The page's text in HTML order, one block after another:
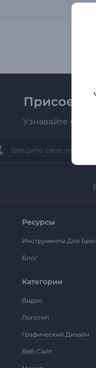
Узнавайте о
Ресурсы
Инструменты Для
Блог
Категории
Видео
Логотип
Графический Дизайн
Веб-Сайт